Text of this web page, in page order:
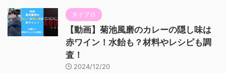
タイプロ
【動画】菊池風磨のカレーの隠し味は
赤ワイン！水飴も？材料やレシピも調
査！
2024/12/20